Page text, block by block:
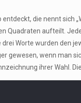
die nennt sich
Quadraten aufteilt.
Worte wurden den
gewesen, wenn man
ihrer Wahl.